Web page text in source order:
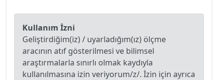
Kullanım İzni
Geliştirdiğim(iz) / uyarladığım(ız) ölçme
aracının atıf gösterilmesi ve bilimsel
araştırmalarla sınırlı olmak kaydıyla
kullanılmasına izin veriyorum/z/. İzin için ayrıca